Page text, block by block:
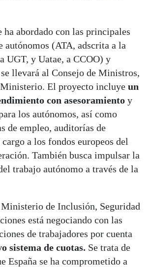
abordado con las principales
autónomos (ATA, adscrita a la
UGT, y Uatae, a CCOO) y
llevará al Consejo de Ministros,
Ministerio. El proyecto incluye un
con asesoramiento y
los autónomos, así como
de empleo, auditorías de
a los fondos europeos del
También busca impulsar la
trabajo autónomo a través de la
de Inclusión, Seguridad
está negociando con las
de trabajadores por cuenta
sistema de cuotas. Se trata de
España se ha comprometido a